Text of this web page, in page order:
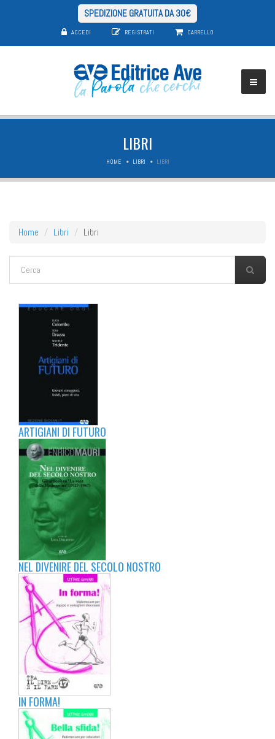
SPEDIZIONE GRATUITA DA 30€
ACCEDI REGISTRATI CARRELLO
LIBRI
HOME LIBRI LIBRI
Home Libri Libri
FORM DI RICERCA
ARTIGIANI DI FUTURO
NEL DIVENIRE DEL SECOLO NOSTRO
IN FORMA!